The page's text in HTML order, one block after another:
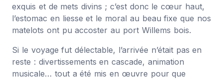
exquis et de mets divins ; c’est donc le cœur haut,
l’estomac en liesse et le moral au beau fixe que nos
matelots ont pu accoster au port Willems bois.
Si le voyage fut délectable, l’arrivée n’était pas en
reste : divertissements en cascade, animation
musicale… tout a été mis en œuvre pour que